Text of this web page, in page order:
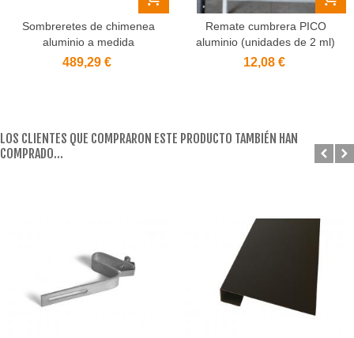
Sombreretes de chimenea
aluminio a medida
489,29 €
Remate cumbrera PICO
aluminio (unidades de 2 ml)
12,08 €
LOS CLIENTES QUE COMPRARON ESTE PRODUCTO TAMBIÉN HAN
COMPRADO...